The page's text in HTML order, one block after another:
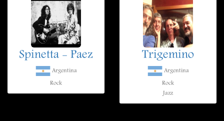
Spinetta - Paez
Argentina
Rock
Trigemino
Argentina
Rock
Jazz